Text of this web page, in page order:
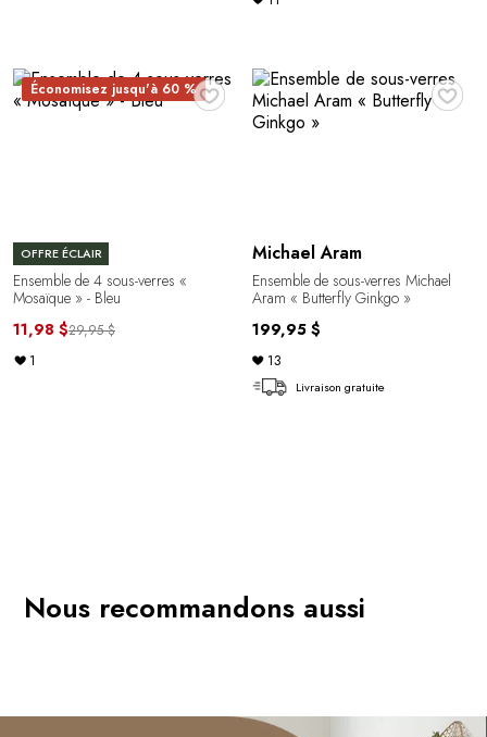
♥
Économisez jusqu'à 60 %
OFFRE ÉCLAIR
Ensemble de 4 sous-verres «
Mosaïque » - Bleu
11,98 $29,95 $
1
♥
Michael Aram
Ensemble de sous-verres Michael
Aram « Butterfly Ginkgo »
199,95 $
13
Livraison gratuite
Nous recommandons aussi